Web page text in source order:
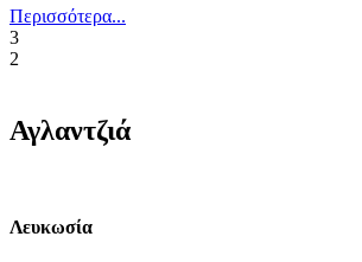
Περισσότερα...
3
2
Αγλαντζιά
Λευκωσία